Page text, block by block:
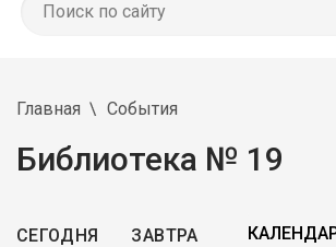
Главная События
Библиотека № 19
СЕГОДНЯ ЗАВТРА